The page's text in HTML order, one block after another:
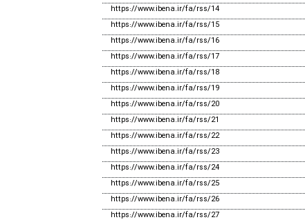
https://www.ibena.ir/fa/rss/14
https://www.ibena.ir/fa/rss/15
https://www.ibena.ir/fa/rss/16
https://www.ibena.ir/fa/rss/17
https://www.ibena.ir/fa/rss/18
https://www.ibena.ir/fa/rss/19
https://www.ibena.ir/fa/rss/20
https://www.ibena.ir/fa/rss/21
https://www.ibena.ir/fa/rss/22
https://www.ibena.ir/fa/rss/23
https://www.ibena.ir/fa/rss/24
https://www.ibena.ir/fa/rss/25
https://www.ibena.ir/fa/rss/26
https://www.ibena.ir/fa/rss/27